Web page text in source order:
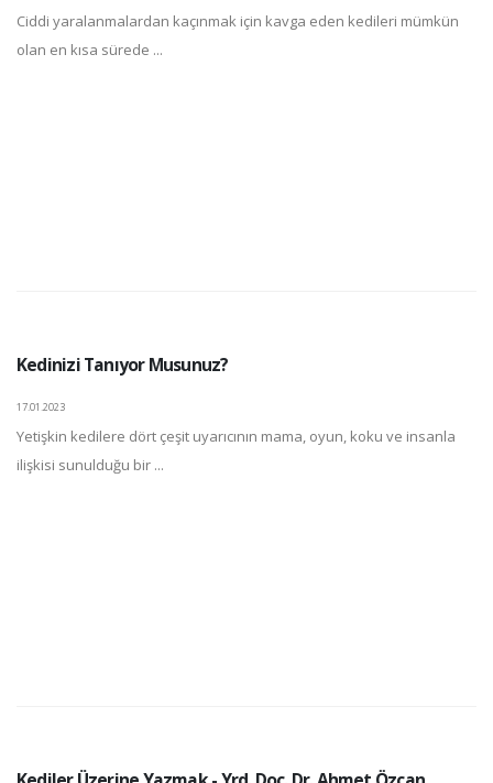
Ciddi yaralanmalardan kaçınmak için kavga eden kedileri mümkün
olan en kısa sürede ...
Kedinizi Tanıyor Musunuz?
17.01.2023
Yetişkin kedilere dört çeşit uyarıcının mama, oyun, koku ve insanla
ilişkisi sunulduğu bir ...